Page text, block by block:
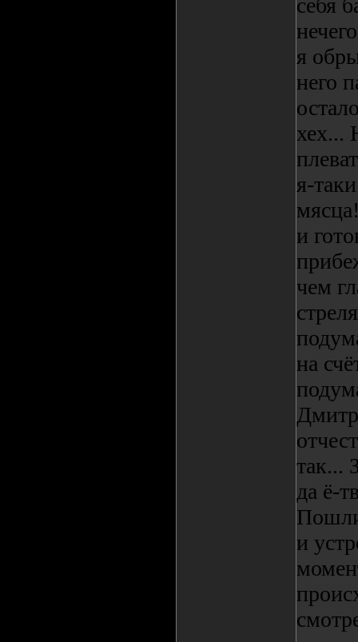
себя
я
него
хех...
я-
и
чем
на
так...
да ё-
Пошли
и